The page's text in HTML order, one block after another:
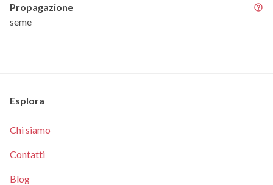
Propagazione
seme
Esplora
Chi siamo
Contatti
Blog